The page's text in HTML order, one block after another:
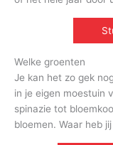
Welke groenten
Je kan het zo gek
in je eigen moestuin
spinazie tot
bloemen. Waar heb